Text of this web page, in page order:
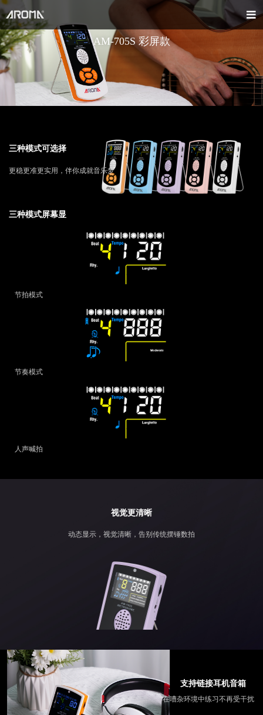
AM-705S 彩屏款
三种模式可选择
更稳更准更实用，伴你成就音乐梦
三种模式屏幕显
节拍模式
节奏模式
人声喊拍
视觉更清晰
动态显示，视觉清晰，告别传统摆锤数拍
支持链接耳机音箱
在嘈杂环境中练习不再受干扰